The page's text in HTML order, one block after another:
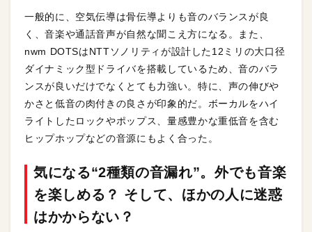
一般的に、空気伝導は骨伝導よりも音のバランスが良
く、音楽や通話音声が自然な聞こえ方になる。また、
nwm DOTSはNTTソノリティが設計した12ミリの大口径
ダイナミック型ドライバを搭載しているため、音のバラ
ンスが良いだけでなくとても力強い。特に、声の伸びや
かさと低音の肉付きの良さが印象的だ。ボーカルをハイ
ライトしたロックやポップス、量感豊かな重低音を含む
ヒップホップなどの音源にもよく合った。
気になる“2種類の音漏れ”。外でも音楽
を楽しめる？ そして、ほかの人に迷惑
はかからない？